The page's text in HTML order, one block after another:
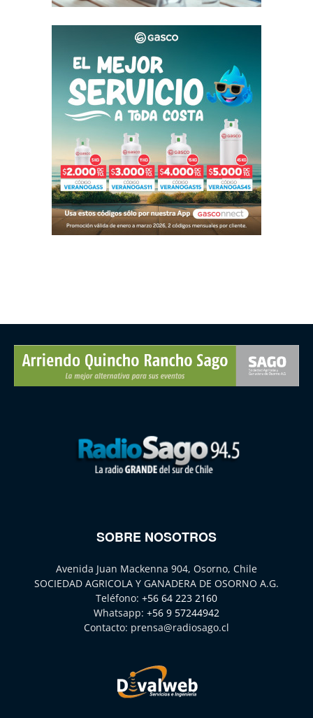
SOBRE NOSOTROS
Avenida Juan Mackenna 904, Osorno, Chile
SOCIEDAD AGRICOLA Y GANADERA DE OSORNO A.G.
Teléfono: +56 64 223 2160
Whatsapp: +56 9 57244942
Contacto: prensa@radiosago.cl